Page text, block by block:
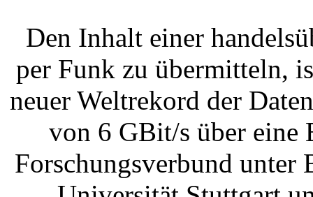
Den Inhalt einer
per Funk zu übermitteln,
neuer Weltrekord der
von 6 GBit/s über eine
Forschungsverbund unter